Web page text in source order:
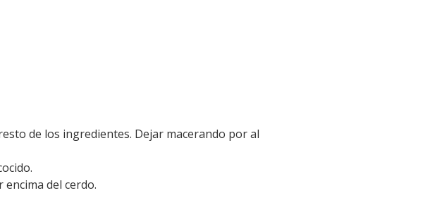
de los ingredientes. Dejar macerando por al
del cerdo.